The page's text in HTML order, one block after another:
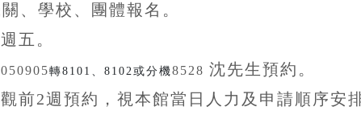
、學校、團體報名。
週五。
轉8101、8102或分機8528 沈先生預約。
前2週預約，視本館當日人力及申請順序安